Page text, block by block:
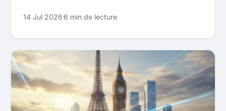
14 Jul 20266 min de lecture